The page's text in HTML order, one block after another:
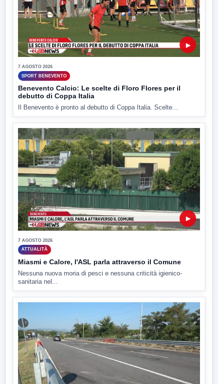
▶
7 AGOSTO 2026
SPORT BENEVENTO
Benevento Calcio: Le scelte di Floro Flores per il
debutto di Coppa Italia
Il Benevento è pronto al debutto di Coppa Italia. Scelte...
▶
7 AGOSTO 2026
ATTUALITÀ
Miasmi e Calore, l'ASL parla attraverso il Comune
Nessuna nuova moria di pesci e nessuna criticità igienico-
sanitaria nel...